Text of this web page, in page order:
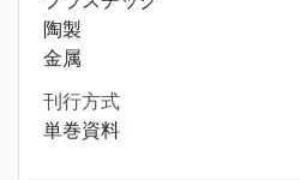
陶製
金属
刊行方式
単巻資料